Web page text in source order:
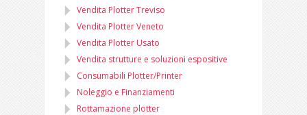
Vendita Plotter Treviso
Vendita Plotter Veneto
Vendita Plotter Usato
Vendita strutture e soluzioni espositive
Consumabili Plotter/Printer
Noleggio e Finanziamenti
Rottamazione plotter